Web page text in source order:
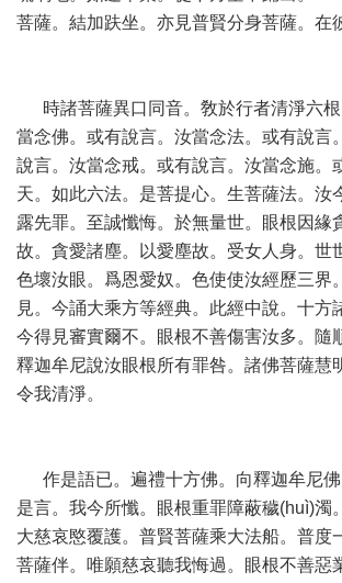
菩薩。結加趺坐。亦見普賢分身菩薩。在
時諸菩薩異口同音。敎於行者清淨六根
當念佛。或有說言。汝當念法。或有說言
說言。汝當念戒。或有說言。汝當念施。
天。如此六法。是菩提心。生菩薩法。汝
露先罪。至誠懺悔。於無量世。眼根因緣
故。貪愛諸塵。以愛塵故。受女人身。世
色壞汝眼。爲恩愛奴。色使使汝經歷三界
見。今誦大乘方等經典。此經中說。十方
今得見審實爾不。眼根不善傷害汝多。隨
釋迦牟尼說汝眼根所有罪咎。諸佛菩薩慧
令我清淨。
作是語已。遍禮十方佛。向釋迦牟尼佛
是言。我今所懺。眼根重罪障蔽穢(huì)濁
大慈哀愍覆護。普賢菩薩乘大法船。普度
菩薩伴。唯願慈哀聽我悔過。眼根不善惡